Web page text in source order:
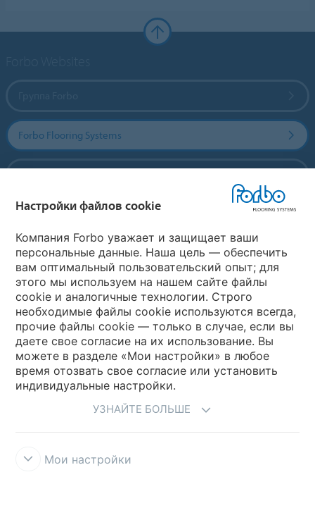
Forbo Flooring Systems
Выберите страну
Выберите вашу страну
My Forbo
Где купить
Настройки файлов cookie
Компания Forbo уважает и защищает ваши
персональные данные. Наша цель — обеспечить
вам оптимальный пользовательский опыт; для
этого мы используем на нашем сайте файлы
cookie и аналогичные технологии. Строго
необходимые файлы cookie используются всегда,
прочие файлы cookie — только в случае, если вы
даете свое согласие на их использование. Вы
можете в разделе «Мои настройки» в любое
время отозвать свое согласие или установить
индивидуальные настройки.
УЗНАЙТЕ БОЛЬШЕ
Мои настройки